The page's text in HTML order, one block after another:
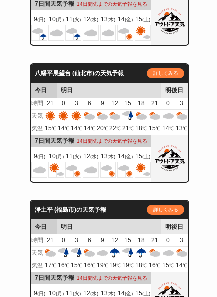
7日間天気予報 14日間先までの天気予報を見る
9(日) 10(月) 11(火) 12(水) 13(木) 14(金) 15(土)
八幡平展望台 (仙北市)の天気予報 詳しくみる
今日 明日
明後日
時間
21 0 3 6 9 12 15 18 21 0
3
天気
気温 15℃ 14℃ 14℃ 14℃ 20℃ 22℃ 21℃ 18℃ 15℃ 14℃ 13℃
7日間天気予報 14日間先までの天気予報を見る
9(日) 10(月) 11(火) 12(水) 13(木) 14(金) 15(土)
浄土平 (福島市)の天気予報 詳しくみる
今日 明日
明後日
時間
21 0 3 6 9 12 15 18 21 0
3
天気
気温 17℃ 16℃ 15℃ 16℃ 19℃ 19℃ 19℃ 18℃ 16℃ 15℃ 14℃
7日間天気予報 14日間先までの天気予報を見る
9(日) 10(月) 11(火) 12(水) 13(木) 14(金) 15(土)